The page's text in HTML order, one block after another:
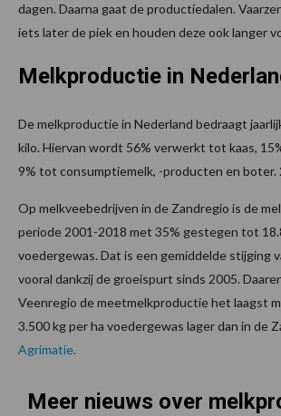
dagen. Daarna gaat de productiedalen.
iets later de piek en houden deze ook langer
Melkproductie in
De melkproductie in Nederland bedraagt
kilo. Hiervan wordt 56% verwerkt tot kaas,
9% tot consumptiemelk, -producten en boter.
Op melkveebedrijven in de Zandregio is de
periode 2001-2018 met 35% gestegen tot
voedergewas. Dat is een gemiddelde stijging
vooral dankzij de groeispurt sinds 2005.
Veenregio de meetmelkproductie het laagst
3.500 kg per ha voedergewas lager dan in de
Agrimatie.
Meer nieuws over